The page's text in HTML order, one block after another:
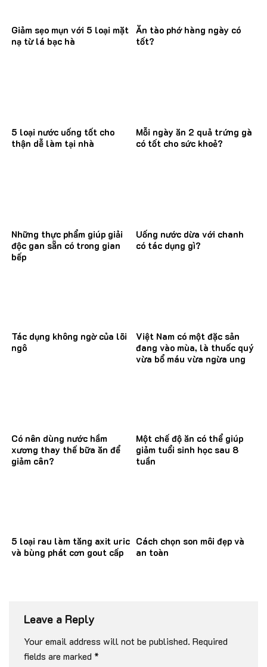
Giảm sẹo mụn với 5 loại mặt
nạ từ lá bạc hà
Ăn tào phớ hàng ngày có
tốt?
5 loại nước uống tốt cho
thận dễ làm tại nhà
Mỗi ngày ăn 2 quả trứng gà
có tốt cho sức khoẻ?
Những thực phẩm giúp giải
độc gan sẵn có trong gian
bếp
Uống nước dừa với chanh
có tác dụng gì?
Tác dụng không ngờ của lõi
ngô
Việt Nam có một đặc sản
đang vào mùa, là thuốc quý
vừa bổ máu vừa ngừa ung
Có nên dùng nước hầm
xương thay thế bữa ăn để
giảm cân?
Một chế độ ăn có thể giúp
giảm tuổi sinh học sau 8
tuần
5 loại rau làm tăng axit uric
và bùng phát cơn gout cấp
Cách chọn son môi đẹp và
an toàn
Leave a Reply
Your email address will not be published. Required
fields are marked *